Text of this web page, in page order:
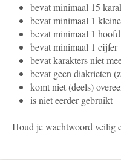
bevat minimaal 15
bevat minimaal 1
bevat minimaal 1
bevat minimaal 1 cijfer
bevat karakters niet
bevat geen diakrieten
komt niet (deels)
is niet eerder gebruikt
Houd je wachtwoord veilig